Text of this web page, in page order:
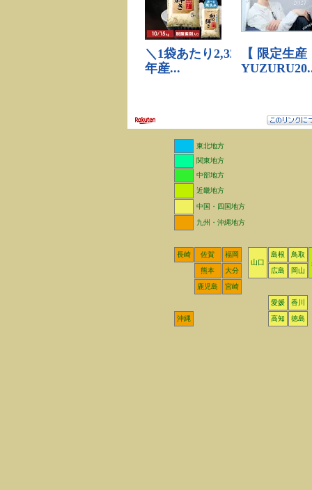
東北地方
関東地方
中部地方
近畿地方
中国・四国地方
九州・沖縄地方
長崎 佐賀
福岡
山口
島根
鳥取
熊本
大分 広島 岡山
鹿児島 宮崎
愛媛 香川
沖縄 高知 徳島